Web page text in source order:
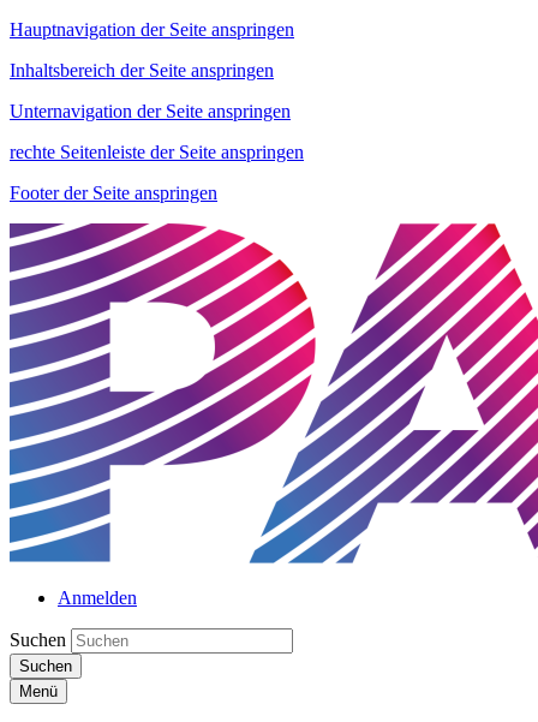
Hauptnavigation der Seite anspringen
Inhaltsbereich der Seite anspringen
Unternavigation der Seite anspringen
rechte Seitenleiste der Seite anspringen
Footer der Seite anspringen
Anmelden
Suchen
Suchen
Menü